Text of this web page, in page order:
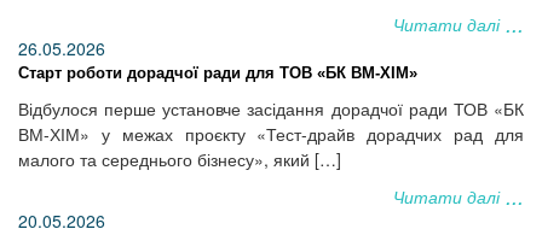
Читати далі
26.05.2026
Старт роботи дорадчої ради для ТОВ «БК ВМ-ХІМ»
Відбулося перше установче засідання дорадчої ради ТОВ «БК
ВМ-ХІМ» у межах проєкту «Тест-драйв дорадчих рад для
малого та середнього бізнесу», який […]
Читати далі
20.05.2026